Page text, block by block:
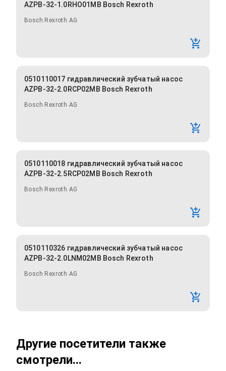
AZPB-32-1.0RHO01MB Bosch Rexroth
Bosch Rexroth AG
0510110017 гидравлический зубчатый насос
AZPB-32-2.0RCP02MB Bosch Rexroth
Bosch Rexroth AG
0510110018 гидравлический зубчатый насос
AZPB-32-2.5RCP02MB Bosch Rexroth
Bosch Rexroth AG
0510110326 гидравлический зубчатый насос
AZPB-32-2.0LNM02MB Bosch Rexroth
Bosch Rexroth AG
Другие посетители также
смотрели...